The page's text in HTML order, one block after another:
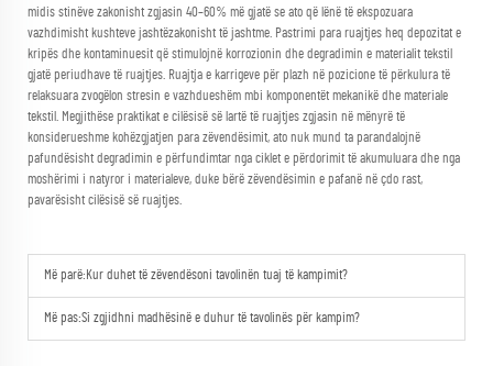
midis stinëve zakonisht zgjasin 40–60% më gjatë se ato që lënë të ekspozuara
vazhdimisht kushteve jashtëzakonisht të jashtme. Pastrimi para ruajtjes heq depozitat e
kripës dhe kontaminuesit që stimulojnë korrozionin dhe degradimin e materialit tekstil
gjatë periudhave të ruajtjes. Ruajtja e karrigeve për plazh në pozicione të përkulura të
relaksuara zvogëlon stresin e vazhdueshëm mbi komponentët mekanikë dhe materiale
tekstil. Megjithëse praktikat e cilësisë së lartë të ruajtjes zgjasin në mënyrë të
konsiderueshme kohëzgjatjen para zëvendësimit, ato nuk mund ta parandalojnë
pafundësisht degradimin e përfundimtar nga ciklet e përdorimit të akumuluara dhe nga
moshërimi i natyror i materialeve, duke bërë zëvendësimin e pafanë në çdo rast,
pavarësisht cilësisë së ruajtjes.
Më parë: Kur duhet të zëvendësoni tavolinën tuaj të kampimit?
Më pas:Si zgjidhni madhësinë e duhur të tavolinës për kampim?